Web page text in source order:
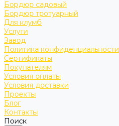
Бордюр садовый
Бордюр тротуарный
Для клумб
Услуги
Завод
Политика конфиденциальности
Сертификаты
Покупателям
Условия оплаты
Условия доставки
Проекты
Блог
Контакты
Поиск